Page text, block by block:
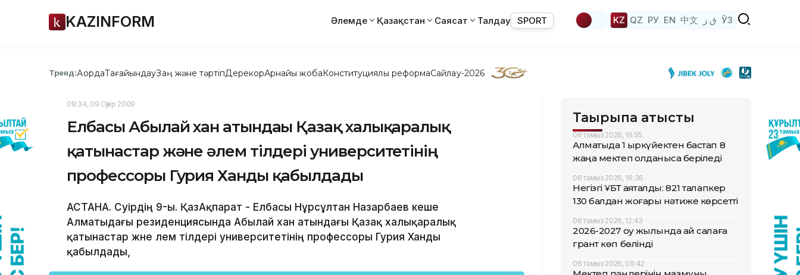
KAZINFORM Әлемде Қазақстан Саясат Талдау SPORT KZ QZ РУ EN 中文 ق ز ЎЗ
Тренд:АқордаТағайындауЗаң және тәртіпДерекқорАрнайы жобаКонституциялық реформаСайлау-2026
09:34, 09 Сәуір 2009
Елбасы Абылай хан атындағы Қазақ халықаралық
қатынастар және әлем тілдері университетінің
профессоры Гурия Ханды қабылдады
АСТАНА. Сәуірдің 9-ы. ҚазАқпарат - Елбасы Нұрсұлтан Назарбаев кеше
Алматыдағы резиденциясында Абылай хан атындағы Қазақ халықаралық
қатынастар және әлем тілдері университетінің профессоры Гурия Ханды
қабылдады,
Тақырыпқа қатысты
06 тамыз 2026, 16:55
Алматыда 1 қыркүйектен бастап 8
жаңа мектеп қолданысқа беріледі
06 тамыз 2026, 16:36
Негізгі ҰБТ аяқталды: 821 талапкер
130 балдан жоғары нәтиже көрсетті
06 тамыз 2026, 12:43
2026-2027 оқу жылында қай салаға
грант көп бөлінді
06 тамыз 2026, 09:42